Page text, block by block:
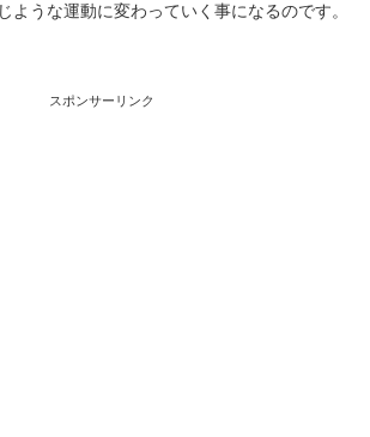
ような運動に変わっていく事になるのです。
スポンサーリンク